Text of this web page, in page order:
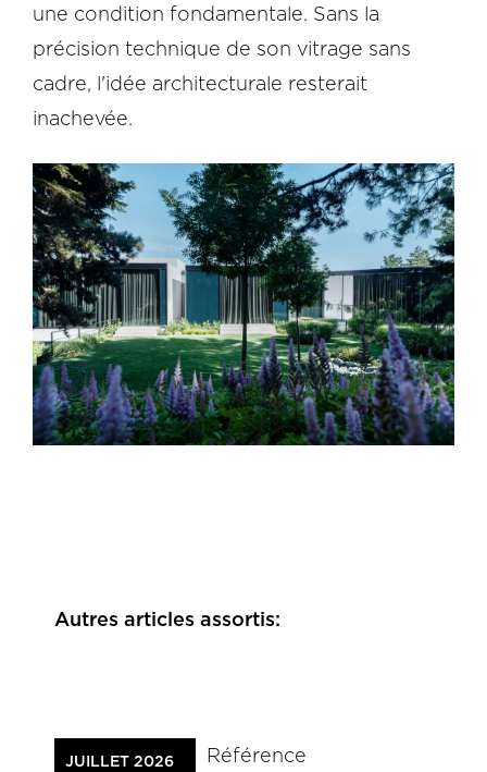
une condition fondamentale. Sans la
précision technique de son vitrage sans
cadre, l'idée architecturale resterait
inachevée.
Autres articles assortis:
JUILLET 2026 Référence